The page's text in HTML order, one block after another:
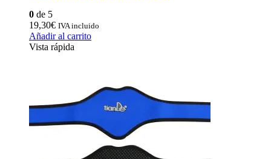
0 de 5
19,30€ IVA incluido
Añadir al carrito
Vista rápida